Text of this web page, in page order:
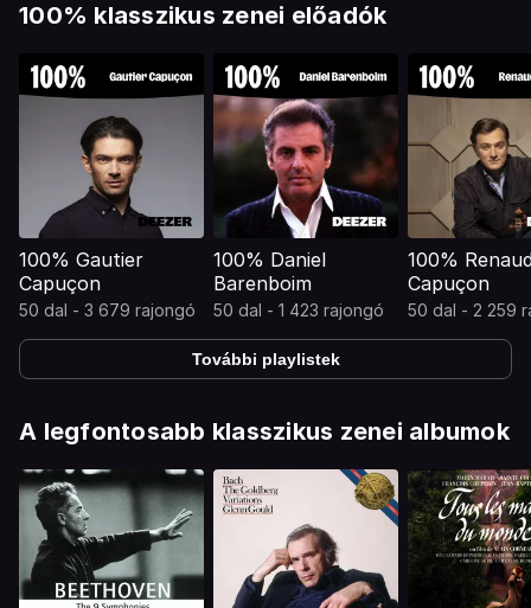
100% klasszikus zenei előadók
100% Gautier
Capuçon
50 dal - 3 679 rajongó
100% Daniel
Barenboim
50 dal - 1 423 rajongó
100%
Capuçon
50 dal - 2 259
További playlistek
A legfontosabb klasszikus zenei albumok